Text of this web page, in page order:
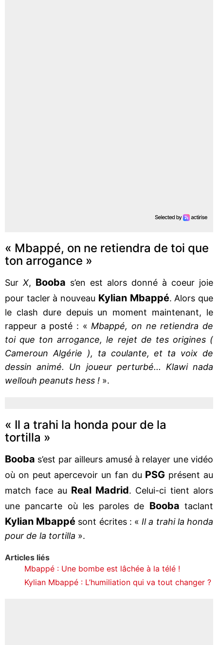
« Mbappé, on ne retiendra de toi que
ton arrogance »
Sur X, Booba s’en est alors donné à coeur joie
pour tacler à nouveau Kylian Mbappé. Alors que
le clash dure depuis un moment maintenant, le
rappeur a posté : « Mbappé, on ne retiendra de
toi que ton arrogance, le rejet de tes origines (
Cameroun Algérie ), ta coulante, et ta voix de
dessin animé. Un joueur perturbé... Klawi nada
wellouh peanuts hess ! ».
« Il a trahi la honda pour de la
tortilla »
Booba s’est par ailleurs amusé à relayer une vidéo
où on peut apercevoir un fan du PSG présent au
match face au Real Madrid. Celui-ci tient alors
une pancarte où les paroles de Booba taclant
Kylian Mbappé sont écrites : « Il a trahi la honda
pour de la tortilla ».
Articles liés
Mbappé : Une bombe est lâchée à la télé !
Kylian Mbappé : L’humiliation qui va tout changer ?